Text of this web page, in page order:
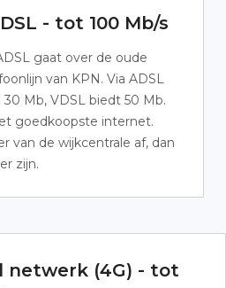
- tot 100 Mb/s
gaat over de oude
van KPN. Via ADSL
30 Mb, VDSL biedt 50 Mb.
goedkoopste internet.
van de wijkcentrale af, dan
zijn.
netwerk (4G) - tot